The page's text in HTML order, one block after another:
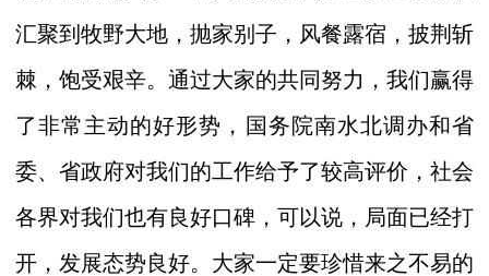
汇聚到牧野大地，抛家别子，风餐露宿，披荆斩
棘，饱受艰辛。通过大家的共同努力，我们赢得
了非常主动的好形势，国务院南水北调办和省
委、省政府对我们的工作给予了较高评价，社会
各界对我们也有良好口碑，可以说，局面已经打
开，发展态势良好。大家一定要珍惜来之不易的